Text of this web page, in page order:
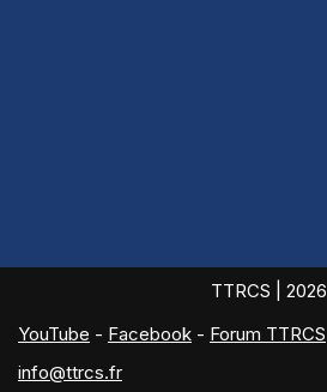
TTRCS | 2026
YouTube - Facebook - Forum TTRCS
info@ttrcs.fr